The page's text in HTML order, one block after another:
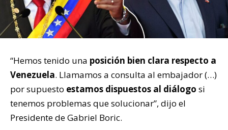
“Hemos tenido una posición bien clara respecto a
Venezuela. Llamamos a consulta al embajador (…)
por supuesto estamos dispuestos al diálogo si
tenemos problemas que solucionar”, dijo el
Presidente de Gabriel Boric.